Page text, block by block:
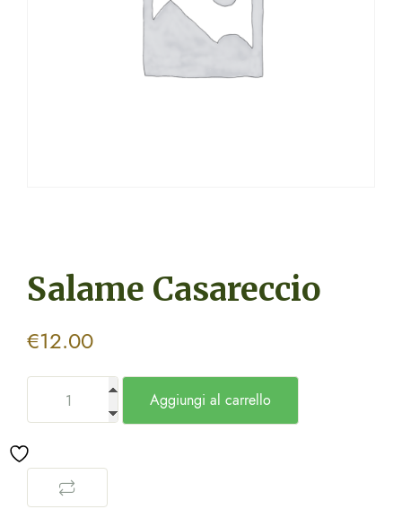
Salame Casareccio
€12.00
Aggiungi al carrello